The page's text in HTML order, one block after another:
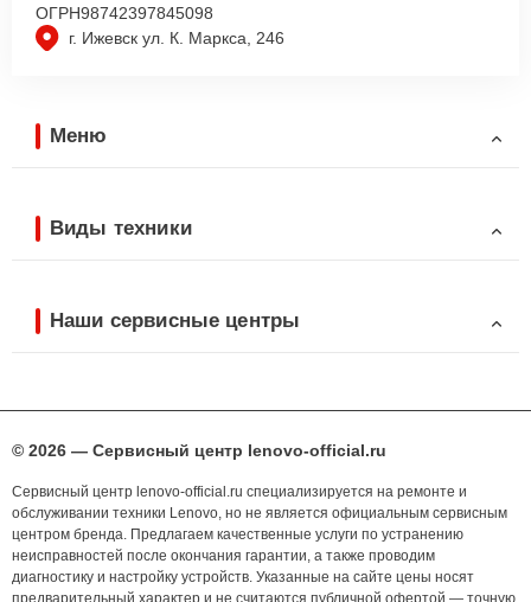
г. Ижевск ул. К. Маркса, 246
ОГРН98742397845098
Меню
Виды техники
Наши сервисные центры
© 2026 — Сервисный центр lenovo-official.ru
Сервисный центр lenovo-official.ru специализируется на ремонте и
обслуживании техники Lenovo, но не является официальным сервисным
центром бренда. Предлагаем качественные услуги по устранению
неисправностей после окончания гарантии, а также проводим
диагностику и настройку устройств. Указанные на сайте цены носят
предварительный характер и не считаются публичной офертой — точную